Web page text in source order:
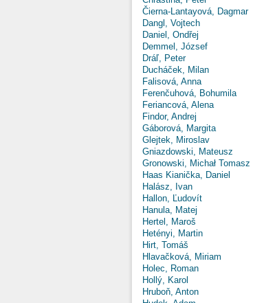
Čierna-Lantayová, Dagmar
Dangl, Vojtech
Daniel, Ondřej
Demmel, József
Dráľ, Peter
Ducháček, Milan
Falisová, Anna
Ferenčuhová, Bohumila
Feriancová, Alena
Findor, Andrej
Gáborová, Margita
Glejtek, Miroslav
Gniazdowski, Mateusz
Gronowski, Michał Tomasz
Haas Kianička, Daniel
Halász, Ivan
Hallon, Ľudovít
Hanula, Matej
Hertel, Maroš
Hetényi, Martin
Hirt, Tomáš
Hlavačková, Miriam
Holec, Roman
Hollý, Karol
Hruboň, Anton